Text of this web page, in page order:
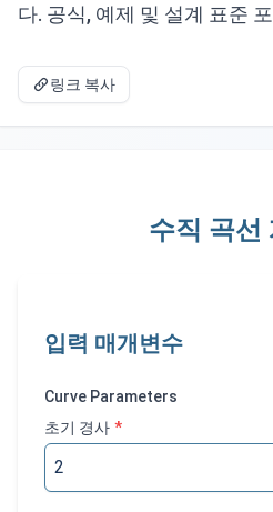
다. 공식, 예제 및 설계 표준
링크 복사
수직 곡선
입력 매개변수
Curve Parameters
초기 경사 *